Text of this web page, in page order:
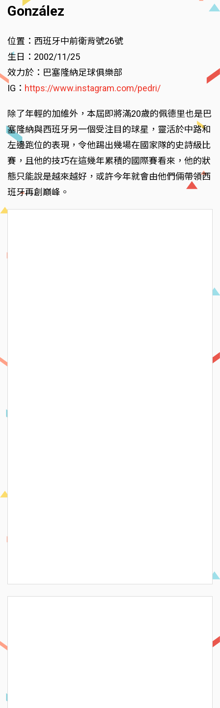
González
位置：西班牙中前衛背號26號
生日：2002/11/25
效力於：巴塞隆納足球俱樂部
IG： https://www.instagram.com/pedri/
除了年輕的加維外，本屆即將滿20歲的佩德里也是巴
塞隆納與西班牙另一個受注目的球星，靈活於中路和
左邊跑位的表現，令他踢出幾場在國家隊的史詩級比
賽，且他的技巧在這幾年累積的國際賽看來，他的狀
態只能說是越來越好，或許今年就會由他們倆帶領西
班牙再創巔峰。